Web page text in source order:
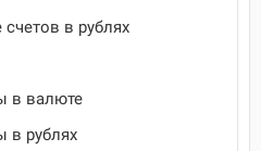
в рублях
в валюте
в рублях